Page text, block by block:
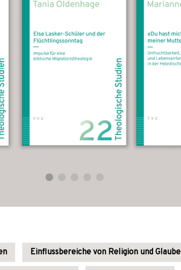
Einflussbereiche von Religion und Glaube